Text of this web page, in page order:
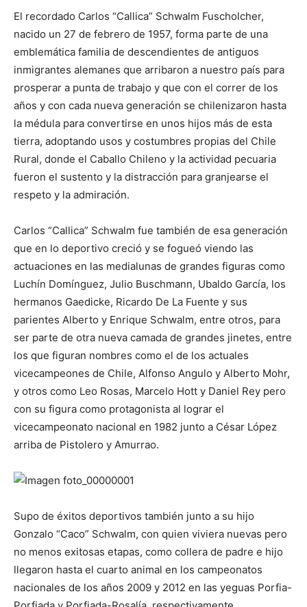
El recordado Carlos “Callica” Schwalm Fuscholcher,
nacido un 27 de febrero de 1957, forma parte de una
emblemática familia de descendientes de antiguos
inmigrantes alemanes que arribaron a nuestro país para
prosperar a punta de trabajo y que con el correr de los
años y con cada nueva generación se chilenizaron hasta
la médula para convertirse en unos hijos más de esta
tierra, adoptando usos y costumbres propias del Chile
Rural, donde el Caballo Chileno y la actividad pecuaria
fueron el sustento y la distracción para granjearse el
respeto y la admiración.
Carlos “Callica” Schwalm fue también de esa generación
que en lo deportivo creció y se fogueó viendo las
actuaciones en las medialunas de grandes figuras como
Luchín Domínguez, Julio Buschmann, Ubaldo García, los
hermanos Gaedicke, Ricardo De La Fuente y sus
parientes Alberto y Enrique Schwalm, entre otros, para
ser parte de otra nueva camada de grandes jinetes, entre
los que figuran nombres como el de los actuales
vicecampeones de Chile, Alfonso Angulo y Alberto Mohr,
y otros como Leo Rosas, Marcelo Hott y Daniel Rey pero
con su figura como protagonista al lograr el
vicecampeonato nacional en 1982 junto a César López
arriba de Pistolero y Amurrao.
Supo de éxitos deportivos también junto a su hijo
Gonzalo “Caco” Schwalm, con quien viviera nuevas pero
no menos exitosas etapas, como collera de padre e hijo
llegaron hasta el cuarto animal en los campeonatos
nacionales de los años 2009 y 2012 en las yeguas Porfia-